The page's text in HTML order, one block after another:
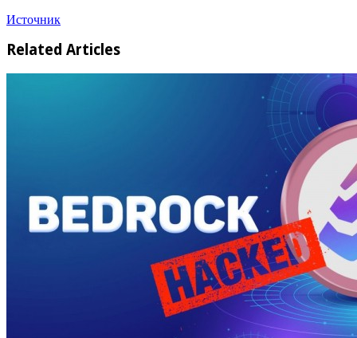
Источник
Related Articles